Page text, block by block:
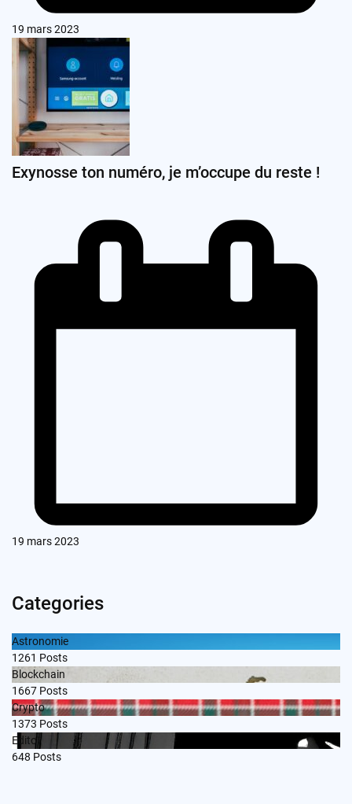
19 mars 2023
Exynosse ton numéro, je m’occupe du reste !
19 mars 2023
Categories
Astronomie
1261 Posts
Blockchain
1667 Posts
Crypto
1373 Posts
Edito
648 Posts